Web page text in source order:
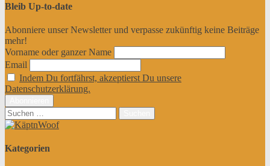
Bleib Up-to-date
Abonniere unser Newsletter und verpasse zukünftig keine Beiträge
mehr!
Vorname oder ganzer Name
Email
Indem Du fortfährst, akzeptierst Du unsere
Datenschutzerklärung.
Suchen
nach:
Kategorien